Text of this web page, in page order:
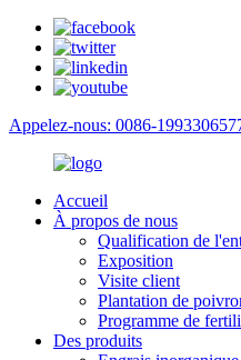
Appelez-nous: 0086-
Accueil
À propos de nous
Qualification de
Exposition
Visite client
Plantation de
Programme de
Des produits